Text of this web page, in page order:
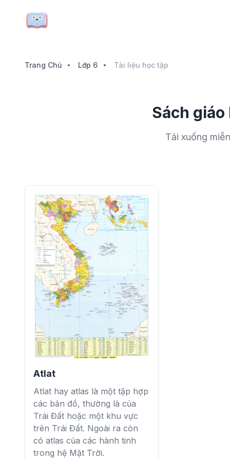
Trang Chủ Lớp 6 Tài liệu học tập
Sách
Tải xuống
Atlat
Atlat hay atlas là một tập hợp
các bản đồ, thường là của
Trái Đất hoặc một khu vực
trên Trái Đất. Ngoài ra còn
có atlas của các hành tinh
trong hệ Mặt Trời.